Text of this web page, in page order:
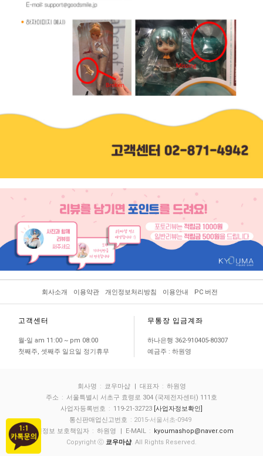
회사소개 이용약관 개인정보처리방침 이용안내 PC 버전
고객센터
월-일 am 11:00 ~ pm 08:00
첫째주, 셋째주 일요일 정기휴무
무통장 입금계좌
하나은행 362-910405-80307
예금주 : 하원영
회사명 : 쿄우마샵 | 대표자 : 하원영
주소 : 서울특별시 서초구 효령로 304 (국제전자센터) 111호
사업자등록번호 : 119-21-32723 [사업자정보확인]
통신판매업신고번호 : 2015-서울서초-0949
개인정보 보호책임자 : 하원영 | E-MAIL :
kyoumashop@naver.com
Copyright ⓒ 쿄우마샵. All Rights Reserved.